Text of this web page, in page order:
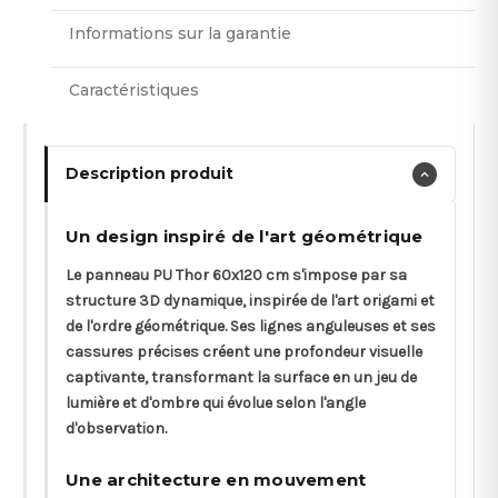
Informations sur la garantie
Caractéristiques
Description produit
Un design inspiré de l'art géométrique
Le panneau PU Thor 60x120 cm s'impose par sa
structure 3D dynamique, inspirée de l'art origami et
de l'ordre géométrique. Ses lignes anguleuses et ses
cassures précises créent une profondeur visuelle
captivante, transformant la surface en un jeu de
lumière et d'ombre qui évolue selon l'angle
d'observation.
Une architecture en mouvement